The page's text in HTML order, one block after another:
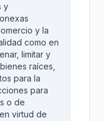
y
y la
como en
limitar y
raíces,
para la
para
o de
virtud de